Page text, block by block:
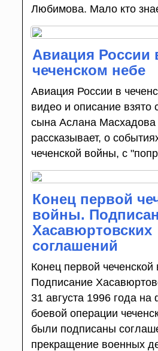
Любимова. Мало кто
Авиация России
чеченском небе
Авиация России в
видео и описание взято
сына Аслана
рассказывает, о
чеченской войны, с
Конец первой
войны.
Хасавюртовских
соглашений
Конец первой чеченской
Подписание
31 августа 1996 года
боевой операции
были подписаны
прекращение военных